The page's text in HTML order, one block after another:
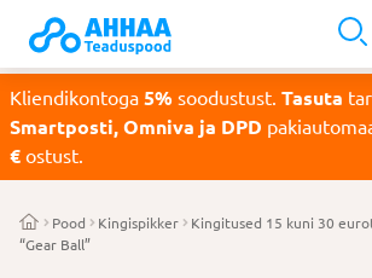
Kliendikontoga 5% soodustust. Tasuta
Smartposti, Omniva ja DPD
€ ostust.
Pood Kingispikker Kingitused 15 kuni 30
“Gear Ball”